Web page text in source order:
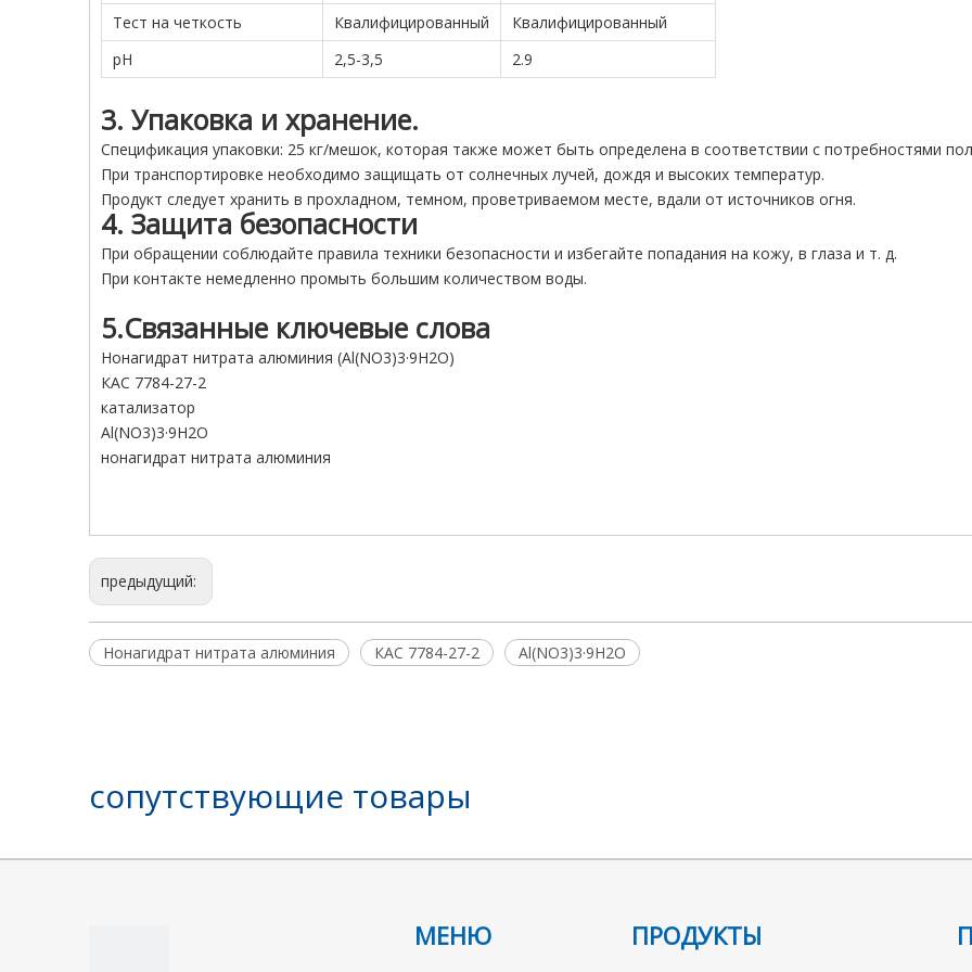
Тест на четкость
Квалифицированный
Квалифицированный
рН
2,5-3,5 2.9
3. Упаковка и хранение.
Спецификация упаковки: 25 кг/мешок, которая также может быть определена в соответствии с потребностями
При транспортировке необходимо защищать от солнечных лучей, дождя и высоких температур.
Продукт следует хранить в прохладном, темном, проветриваемом месте, вдали от источников огня.
4. Защита безопасности
При обращении соблюдайте правила техники безопасности и избегайте попадания на кожу, в глаза и т. д.
При контакте немедленно промыть большим количеством воды.
5.Связанные ключевые слова
Нонагидрат нитрата алюминия (Al(NO3)3·9H2O)
КАС 7784-27-2
катализатор
Al(NO3)3·9H2O
нонагидрат нитрата алюминия
предыдущий:
Нонагидрат нитрата алюминия КАС 7784-27-2 Al(NO3)3·9H2O
сопутствующие товары
МЕНЮ ПРОДУКТЫ